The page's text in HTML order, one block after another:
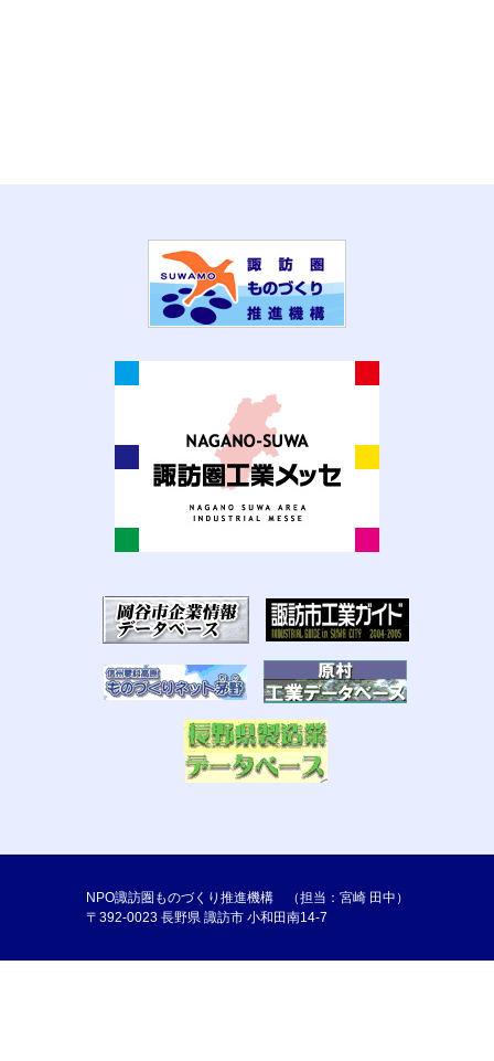
NPO諏訪圏ものづくり推進機構 （担当：宮崎 田中）
〒392-0023 長野県 諏訪市 小和田南14-7